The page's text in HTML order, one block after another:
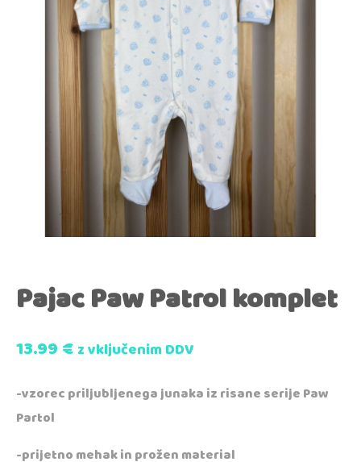
Pajac Paw Patrol komplet
13.99€z vključenim DDV
-vzorec priljubljenega junaka iz risane serije Paw
Partol
-prijetno mehak in prožen material